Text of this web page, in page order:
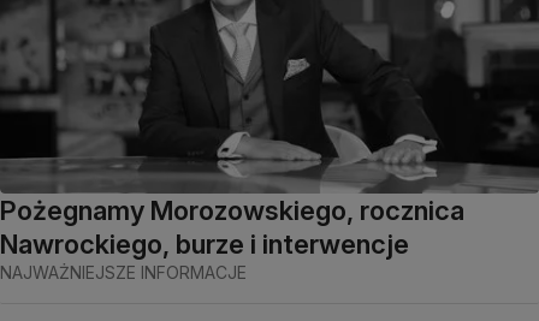
Pożegnamy Morozowskiego, rocznica
Nawrockiego, burze i interwencje
NAJWAŻNIEJSZE INFORMACJE